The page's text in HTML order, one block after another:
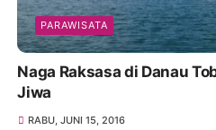
PARAWISATA
Naga Raksasa di Danau
Jiwa
RABU, JUNI 15, 2016